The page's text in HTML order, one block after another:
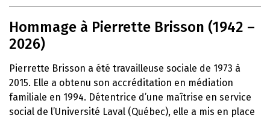
Hommage à Pierrette Brisson (1942 –
2026)
Pierrette Brisson a été travailleuse sociale de 1973 à
2015. Elle a obtenu son accréditation en médiation
familiale en 1994. Détentrice d’une maîtrise en service
social de l’Université Laval (Québec), elle a mis en place